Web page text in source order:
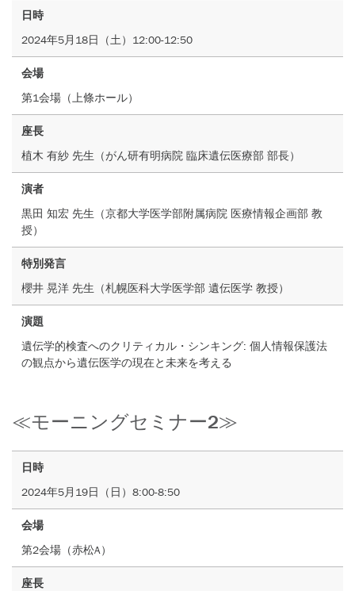
日時
2024年5月18日（土）12:00-12:50
会場
第1会場（上條ホール）
座長
植木 有紗 先生（がん研有明病院 臨床遺伝医療部 部長）
演者
黒田 知宏 先生（京都大学医学部附属病院 医療情報企画部 教
授）
特別発言
櫻井 晃洋 先生（札幌医科大学医学部 遺伝医学 教授）
演題
遺伝学的検査へのクリティカル・シンキング: 個人情報保護法
の観点から遺伝医学の現在と未来を考える
≪モーニングセミナー2≫
日時
2024年5月19日（日）8:00-8:50
会場
第2会場（赤松A）
座長